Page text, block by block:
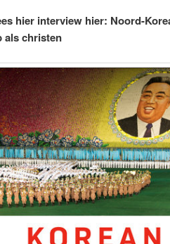
hier interview hier: Noord-
als christen